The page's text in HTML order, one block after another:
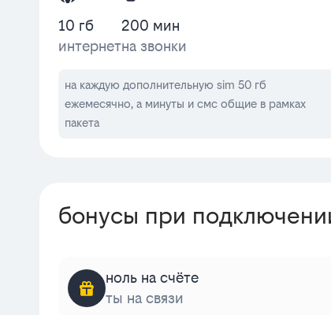
10 гб
интернет
200 мин
на звонки
на каждую дополнительную sim 50 гб
ежемесячно, а минуты и смс общие в рамках
пакета
бонусы при
ноль на счёте
ты на связи